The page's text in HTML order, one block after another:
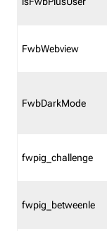
FwbWebview
FwbDarkMode
fwpig_challenge
fwpig_betweenle